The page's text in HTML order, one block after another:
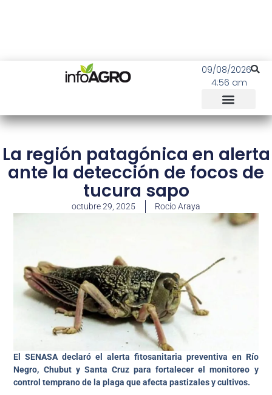
09/08/2026
4:56 am
La región patagónica en alerta
ante la detección de focos de
tucura sapo
octubre 29, 2025 Rocío Araya
El SENASA declaró el alerta fitosanitaria preventiva en Río
Negro, Chubut y Santa Cruz para fortalecer el monitoreo y
control temprano de la plaga que afecta pastizales y cultivos.